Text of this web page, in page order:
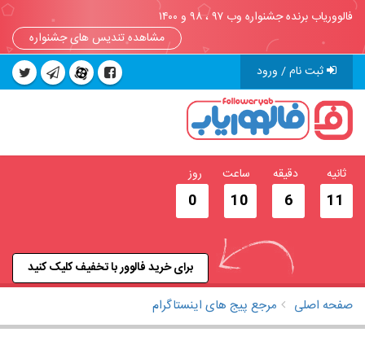
فالووریاب برنده جشنواره وب ۹۷ ، ۹۸ و ۱۴۰۰
مشاهده تندیس های جشنواره
ثبت نام / ورود
10
ثانیه
6
دقیقه
10
ساعت
0
روز
برای خرید فالوور با تخفیف کلیک کنید
صفحه اصلی مرجع پیج های اینستاگرام